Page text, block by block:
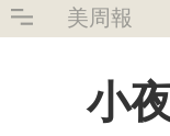
美周報
小